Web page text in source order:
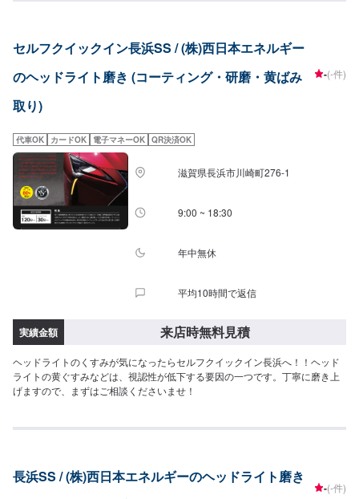
セルフクイックイン長浜SS / (株)西日本エネルギー
のヘッドライト磨き (コーティング・研磨・黄ばみ
取り)
-(-件)
代車OK カードOK 電子マネーOK QR決済OK
滋賀県長浜市川崎町276-1
9:00 ~ 18:30
年中無休
平均10時間で返信
実績金額 来店時無料見積
ヘッドライトのくすみが気になったらセルフクイックイン長浜へ！！ヘッド
ライトの黄ぐすみなどは、視認性が低下する要因の一つです。丁寧に磨き上
げますので、まずはご相談くださいませ！
長浜SS / (株)西日本エネルギーのヘッドライト磨き
-(-件)